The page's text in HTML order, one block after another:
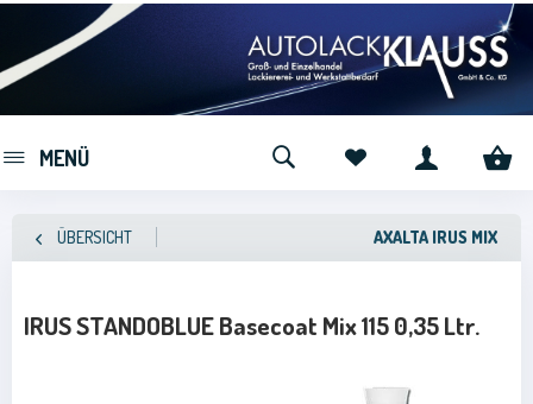
MENÜ
ÜBERSICHT AXALTA IRUS MIX
IRUS STANDOBLUE Basecoat Mix 115 0,35 Ltr.